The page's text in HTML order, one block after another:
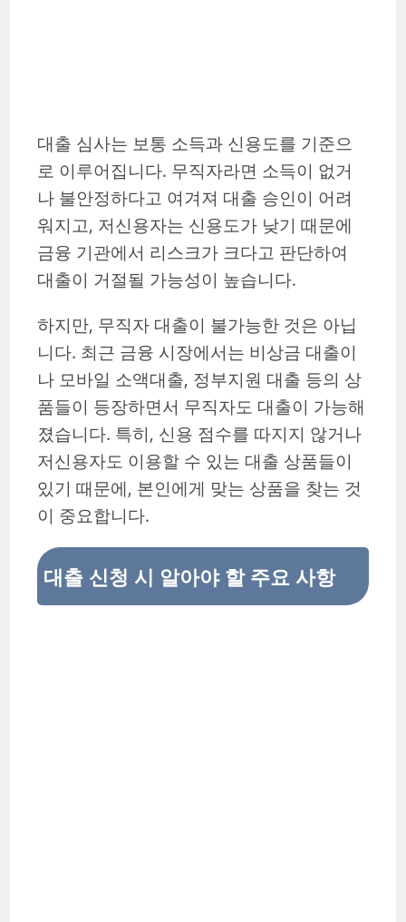
대출 심사는 보통 소득과 신용도를 기준으
로 이루어집니다. 무직자라면 소득이 없거
나 불안정하다고 여겨져 대출 승인이 어려
워지고, 저신용자는 신용도가 낮기 때문에
금융 기관에서 리스크가 크다고 판단하여
대출이 거절될 가능성이 높습니다.
하지만, 무직자 대출이 불가능한 것은 아닙
니다. 최근 금융 시장에서는 비상금 대출이
나 모바일 소액대출, 정부지원 대출 등의 상
품들이 등장하면서 무직자도 대출이 가능해
졌습니다. 특히, 신용 점수를 따지지 않거나
저신용자도 이용할 수 있는 대출 상품들이
있기 때문에, 본인에게 맞는 상품을 찾는 것
이 중요합니다.
대출 신청 시 알아야 할 주요 사항